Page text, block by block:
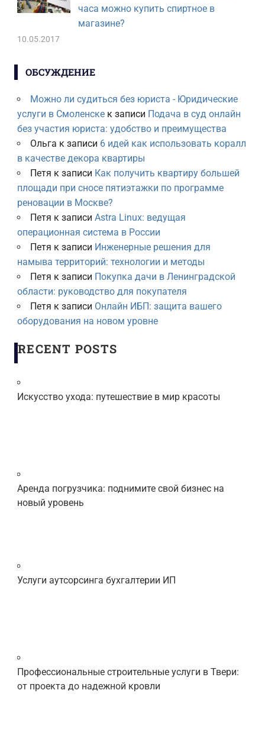
часа можно купить спиртное в
магазине?
10.05.2017
ОБСУЖДЕНИЕ
Можно ли судиться без юриста - Юридические
услуги в Смоленскек записи Подача в суд онлайн
без участия юриста: удобство и преимущества
Ольга к записи 6 идей как использовать коралл
в качестве декора квартиры
Петя к записи Как получить квартиру большей
площади при сносе пятиэтажки по программе
реновации в Москве?
Петя к записи Astra Linux: ведущая
операционная система в России
Петя к записи Инженерные решения для
намыва территорий: технологии и методы
Петя к записи Покупка дачи в Ленинградской
области: руководство для покупателя
Петя к записи Онлайн ИБП: защита вашего
оборудования на новом уровне
RECENT POSTS
Искусство ухода: путешествие в мир красоты
Аренда погрузчика: поднимите свой бизнес на
новый уровень
Услуги аутсорсинга бухгалтерии ИП
Профессиональные строительные услуги в Твери:
от проекта до надежной кровли